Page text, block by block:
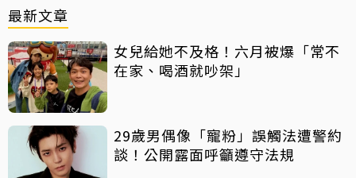
最新文章
女兒給她不及格！六月被爆「常不
在家、喝酒就吵架」
29歲男偶像「寵粉」誤觸法遭警約
談！公開露面呼籲遵守法規